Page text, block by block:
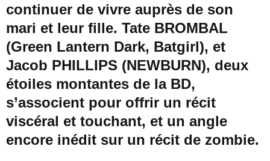
continuer de vivre auprès de son
mari et leur fille. Tate BROMBAL
(Green Lantern Dark, Batgirl), et
Jacob PHILLIPS (NEWBURN), deux
étoiles montantes de la BD,
s’associent pour offrir un récit
viscéral et touchant, et un angle
encore inédit sur un récit de zombie.